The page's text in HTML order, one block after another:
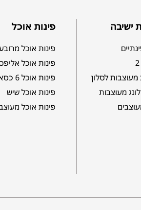
ישיבה
לסלון
מעוצבות
פינות אוכל
פינות אוכל
פינות אוכל
פינות אוכל 6 כסאות
פינות אוכל שיש
פינות אוכל